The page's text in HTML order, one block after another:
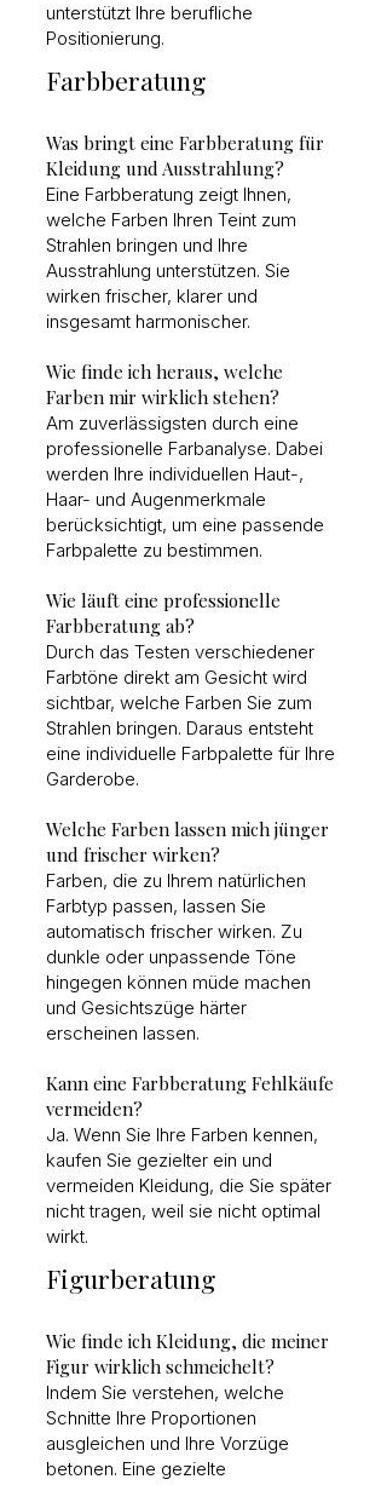
unterstützt Ihre berufliche
Positionierung.
Farbberatung
Was bringt eine Farbberatung für
Kleidung und Ausstrahlung?
Eine Farbberatung zeigt Ihnen,
welche Farben Ihren Teint zum
Strahlen bringen und Ihre
Ausstrahlung unterstützen. Sie
wirken frischer, klarer und
insgesamt harmonischer.
Wie finde ich heraus, welche
Farben mir wirklich stehen?
Am zuverlässigsten durch eine
professionelle Farbanalyse. Dabei
werden Ihre individuellen Haut-,
Haar- und Augenmerkmale
berücksichtigt, um eine passende
Farbpalette zu bestimmen.
Wie läuft eine professionelle
Farbberatung ab?
Durch das Testen verschiedener
Farbtöne direkt am Gesicht wird
sichtbar, welche Farben Sie zum
Strahlen bringen. Daraus entsteht
eine individuelle Farbpalette für Ihre
Garderobe.
Welche Farben lassen mich jünger
und frischer wirken?
Farben, die zu Ihrem natürlichen
Farbtyp passen, lassen Sie
automatisch frischer wirken. Zu
dunkle oder unpassende Töne
hingegen können müde machen
und Gesichtszüge härter
erscheinen lassen.
Kann eine Farbberatung Fehlkäufe
vermeiden?
Ja. Wenn Sie Ihre Farben kennen,
kaufen Sie gezielter ein und
vermeiden Kleidung, die Sie später
nicht tragen, weil sie nicht optimal
wirkt.
Figurberatung
Wie finde ich Kleidung, die meiner
Figur wirklich schmeichelt?
Indem Sie verstehen, welche
Schnitte Ihre Proportionen
ausgleichen und Ihre Vorzüge
betonen. Eine gezielte